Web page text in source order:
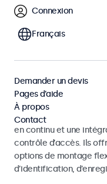
Écrans pour le
l’identification
Moniteurs et écrans
en continu et une
contrôle d’accès. Ils
options de montage
d’identification,
Connexion
Français
Demander un devis
Pages d’aide
À propos
Contact